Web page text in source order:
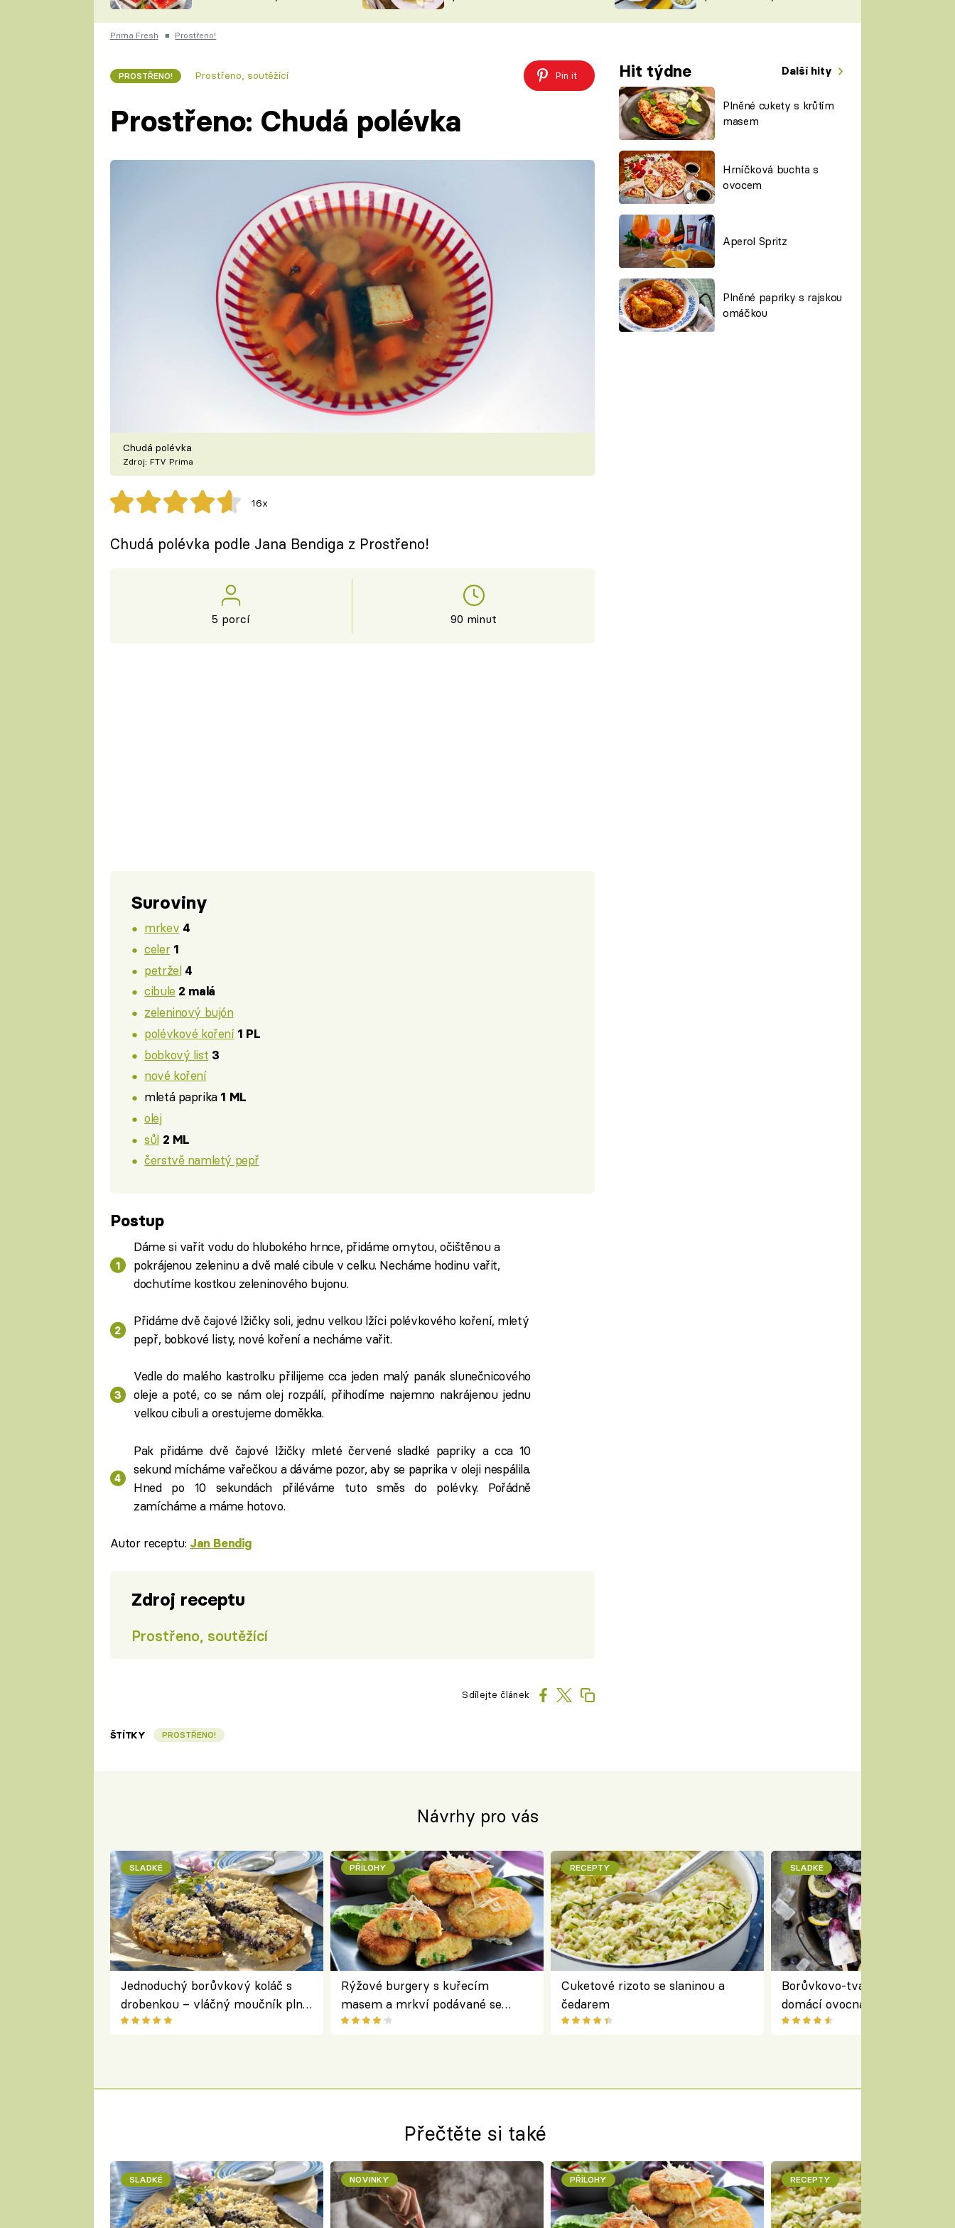
ČESKO NA TALÍŘI
KUCHAŘKA
VYCHYTÁVKY
ŠÉFREDAKTORKY
ČASOPIS
Prima Fresh ■ Prostřeno!
PROSTŘENO! Prostřeno, soutěžící Pin it Hit týdne Další hity
Plněné cukety s krůtím
masem
Hrníčková buchta s
ovocem
Aperol Spritz
Plněné papriky s rajskou
omáčkou
Prostřeno: Chudá polévka
Chudá polévka
Zdroj: FTV Prima
16x
Chudá polévka podle Jana Bendiga z Prostřeno!
5 porcí 90 minut
Suroviny
mrkev 4
celer 1
petržel 4
cibule 2 malá
zeleninový bujón
polévkové koření 1 PL
bobkový list 3
nové koření
mletá paprika 1 ML
olej
sůl 2 ML
čerstvě namletý pepř
Postup
Dáme si vařit vodu do hlubokého hrnce, přidáme omytou, očištěnou a
pokrájenou zeleninu a dvě malé cibule v celku. Necháme hodinu vařit,
dochutíme kostkou zeleninového bujonu.
Přidáme dvě čajové lžičky soli, jednu velkou lžíci polévkového koření, mletý
pepř, bobkové listy, nové koření a necháme vařit.
Vedle do malého kastrolku přilijeme cca jeden malý panák slunečnicového
oleje a poté, co se nám olej rozpálí, přihodíme najemno nakrájenou jednu
velkou cibuli a orestujeme doměkka.
Pak přidáme dvě čajové lžičky mleté červené sladké papriky a cca 10
sekund mícháme vařečkou a dáváme pozor, aby se paprika v oleji nespálila.
Hned po 10 sekundách přiléváme tuto směs do polévky. Pořádně
zamícháme a máme hotovo.
Autor receptu: Jan Bendig
Zdroj receptu
Prostřeno, soutěžící
Sdílejte článek
ŠTÍTKY PROSTŘENO!
Návrhy pro vás
SLADKÉ
Jednoduchý borůvkový koláč s
drobenkou – vláčný moučník plný
ovoce
PŘÍLOHY
Rýžové burgery s kuřecím
masem a mrkví podávané se
salátem – lehká a chutná večeře
RECEPTY
Cuketové rizoto se slaninou a
čedarem
SLADKÉ
Borůvkovo-tvarohové nanuky
domácí ovocná zmrzlina na
Přečtěte si také
SLADKÉ NOVINKY PŘÍLOHY RECEPTY